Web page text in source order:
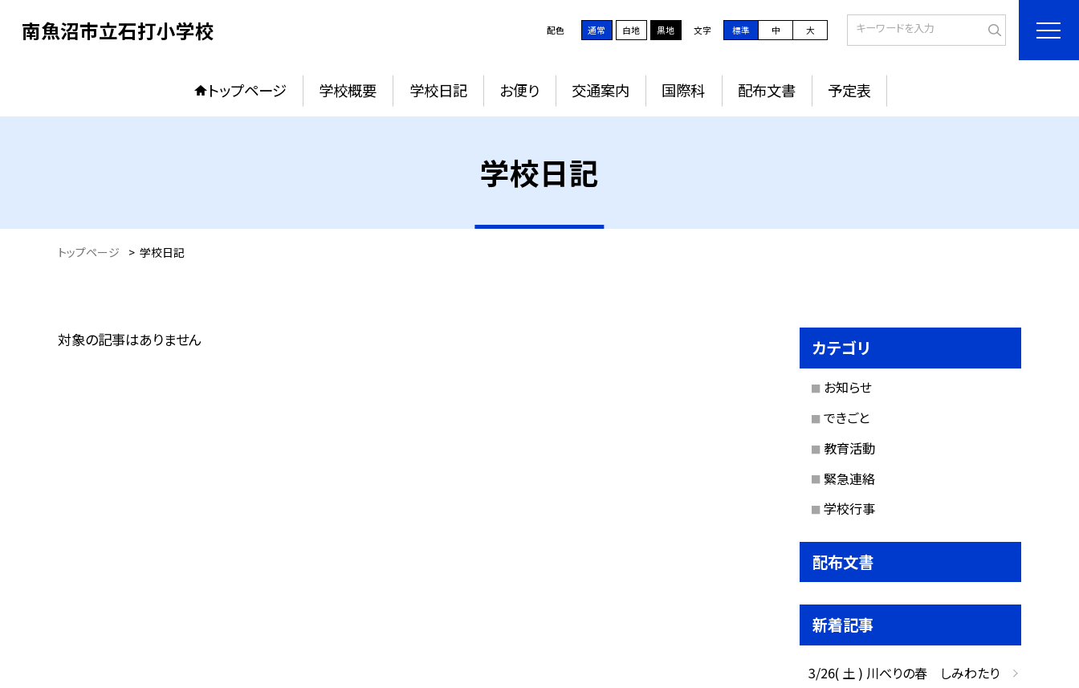
南魚沼市立石打小学校 配色 通常 白地 黒地 文字 標準 中 大
トップページ 学校概要 学校日記 お便り 交通案内 国際科 配布文書 予定表
学校日記
トップページ > 学校日記
対象の記事はありません カテゴリ
お知らせ
できごと
教育活動
緊急連絡
学校行事
配布文書
新着記事
3/26( 土 ) 川べりの春 しみわたり